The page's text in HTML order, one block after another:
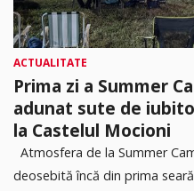
ACTUALITATE
Prima zi a Summer
adunat sute de
la Castelul Mocioni
Atmosfera de la Summer
deosebită încă din prima